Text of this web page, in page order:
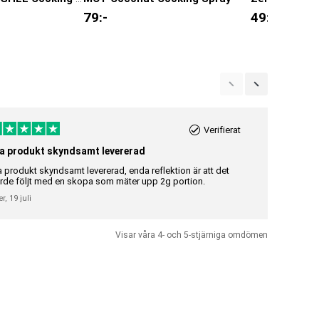
79:- 49:-
Verifierat
produkt skyndsamt levererad
produkt skyndsamt levererad, enda reflektion är att det
följt med en skopa som mäter upp 2g portion.
19 juli
Visar våra 4- och 5-stjärniga omdömen